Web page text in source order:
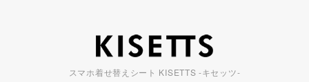
スマホ着せ替えシート KISETTS -キセッツ-